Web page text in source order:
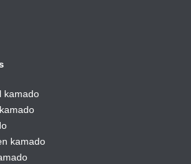
kamado
kamado